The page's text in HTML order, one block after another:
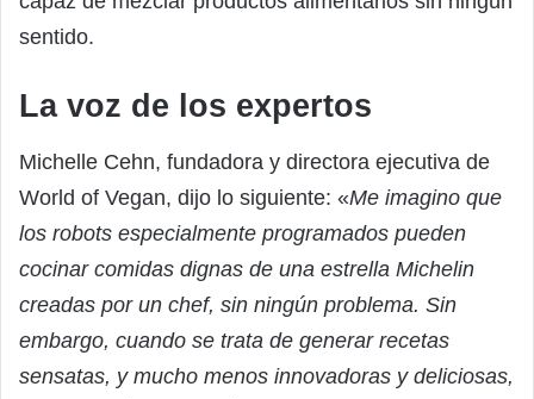
sentido.
La voz de los expertos
Michelle Cehn, fundadora y directora ejecutiva de
World of Vegan, dijo lo siguiente: «Me imagino que
los robots especialmente programados pueden
cocinar comidas dignas de una estrella Michelin
creadas por un chef, sin ningún problema. Sin
embargo, cuando se trata de generar recetas
sensatas, y mucho menos innovadoras y deliciosas,